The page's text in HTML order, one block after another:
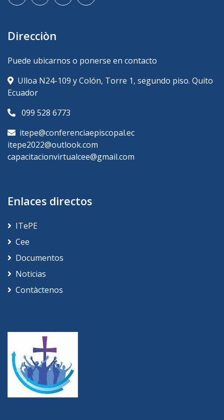
Direcciòn
Puede ubicarnos o ponerse en contacto
Ulloa N24-109 y Colón, Torre 1, segundo piso. Quito
Ecuador
099 528 6773
itepe@conferenciaepiscopal.ec
itepe2022@outlook.com
capacitacionvirtualcee@gmail.com
Enlaces directos
ITePE
Cee
Documentos
Noticias
Contàctenos